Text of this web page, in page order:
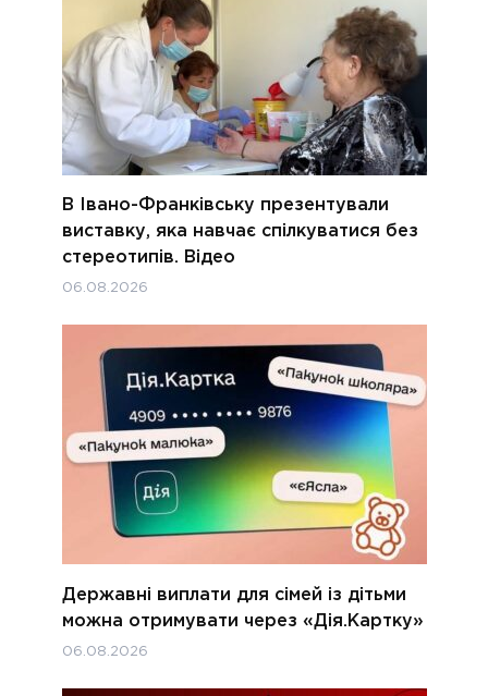
В Івано-Франківську презентували
виставку, яка навчає спілкуватися без
стереотипів. Відео
06.08.2026
Державні виплати для сімей із дітьми
можна отримувати через «Дія.Картку»
06.08.2026